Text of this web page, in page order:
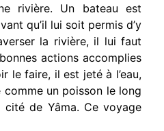
rivière. Un bateau est
qu’il lui soit per­mis d’y
la rivière, il lui faut
actions accomplies
le faire, il est jeté à l’eau,
un poisson le long
cité de Yâma. Ce voyage